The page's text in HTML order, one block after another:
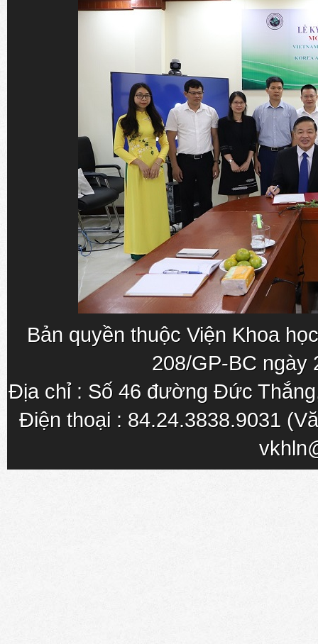
Bản quyền thuộc Viện Khoa
208/GP-BC ngày
Địa chỉ : Số 46 đường Đức
Điện thoại : 84.24.3838.9031